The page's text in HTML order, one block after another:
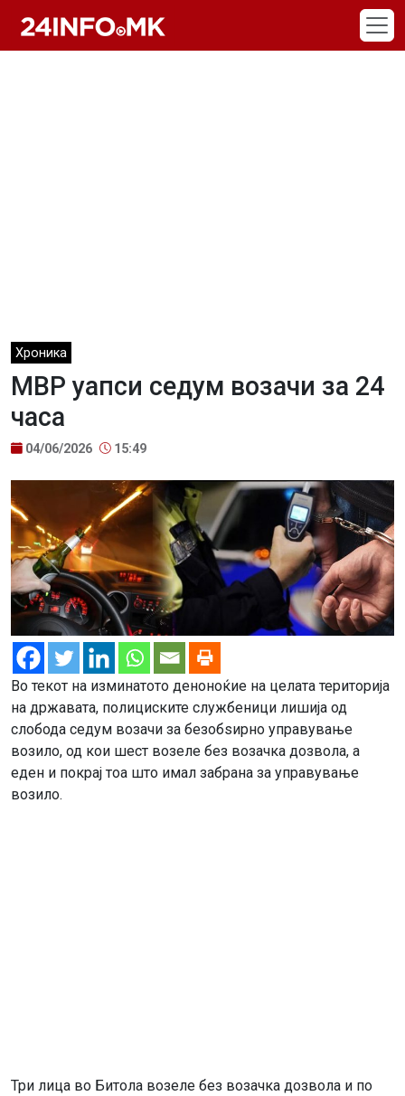
Хроника
МВР уапси седум возачи за 24
часа
04/06/2026 15:49
Во текот на изминатото деноноќие на целата територија
на државата, полициските службеници лишија од
слобода седум возачи за безобѕирно управување
возило, од кои шест возеле без возачка дозвола, а
еден и покрај тоа што имал забрана за управување
возило.
Три лица во Битола возеле без возачка дозвола и по